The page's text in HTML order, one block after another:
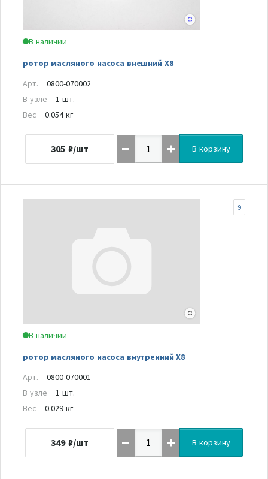
В наличии
ротор масляного насоса внешний Х8
Арт.
0800-070002
В узле
1 шт.
Вес
0.054 кг
305 ₽/шт В корзину
В наличии
ротор масляного насоса внутренний Х8
9
Арт.
0800-070001
В узле
1 шт.
Вес
0.029 кг
349 ₽/шт В корзину